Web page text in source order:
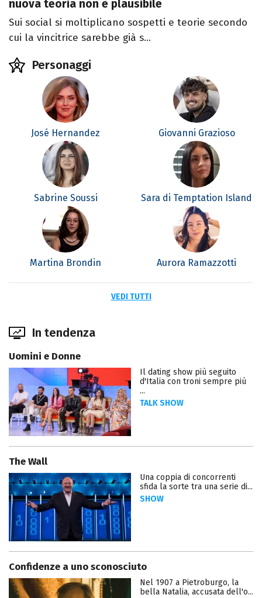
nuova teoria non è plausibile
Sui social si moltiplicano sospetti e teorie secondo
cui la vincitrice sarebbe già s...
Personaggi
José Hernandez Giovanni Grazioso
Sabrine Soussi Sara di Temptation Island
Martina Brondin Aurora Ramazzotti
VEDI TUTTI
In tendenza
Uomini e Donne
Il dating show più seguito
d'Italia con troni sempre più
...
TALK SHOW
The Wall
Una coppia di concorrenti
sfida la sorte tra una serie di...
SHOW
Confidenze a uno sconosciuto
Nel 1907 a Pietroburgo, la
bella Natalia, accusata dell'o...